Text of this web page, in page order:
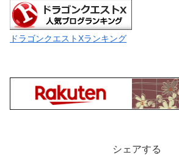
ドラゴンクエストXランキング
シェアする